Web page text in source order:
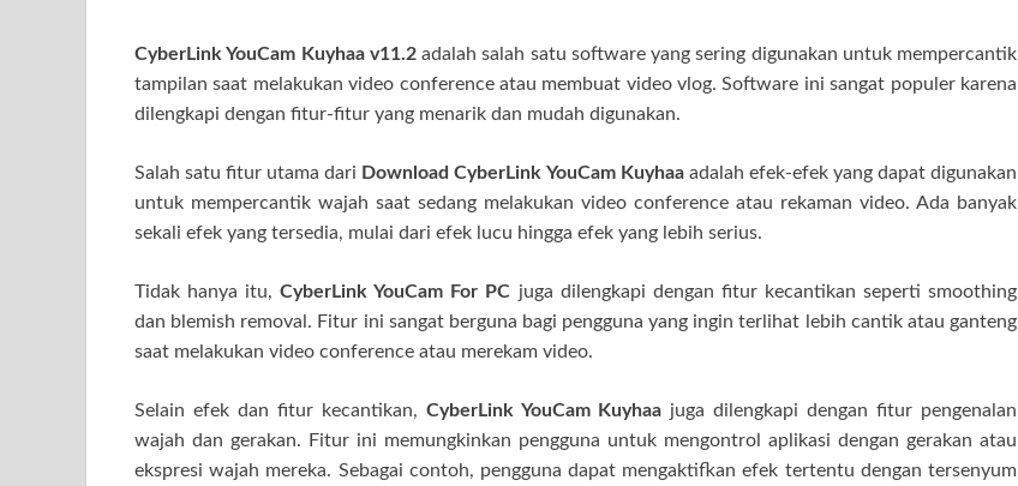
CyberLink YouCam Kuyhaa v11.2adalah salah satu software yang sering digunakan untuk mempercantik
tampilan saat melakukan video conference atau membuat video vlog. Software ini sangat populer karena
dilengkapi dengan fitur-fitur yang menarik dan mudah digunakan.
Salah satu fitur utama dari Download CyberLink YouCam Kuyhaaadalah efek-efek yang dapat digunakan
untuk mempercantik wajah saat sedang melakukan video conference atau rekaman video. Ada banyak
sekali efek yang tersedia, mulai dari efek lucu hingga efek yang lebih serius.
Tidak hanya itu,CyberLink YouCam For PC juga dilengkapi dengan fitur kecantikan seperti smoothing
dan blemish removal. Fitur ini sangat berguna bagi pengguna yang ingin terlihat lebih cantik atau ganteng
saat melakukan video conference atau merekam video.
Selain efek dan fitur kecantikan, CyberLink YouCam Kuyhaa juga dilengkapi dengan fitur pengenalan
wajah dan gerakan. Fitur ini memungkinkan pengguna untuk mengontrol aplikasi dengan gerakan atau
ekspresi wajah mereka. Sebagai contoh, pengguna dapat mengaktifkan efek tertentu dengan tersenyum